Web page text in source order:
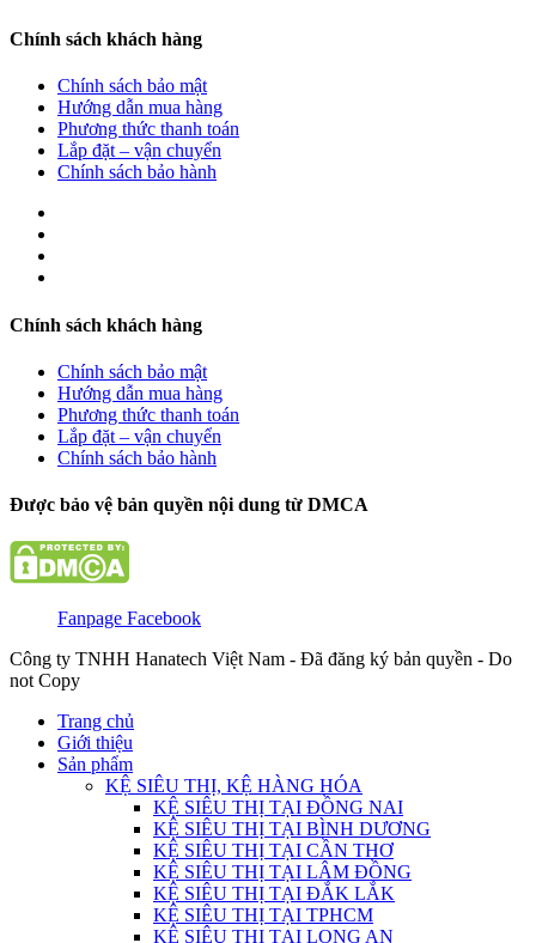
Chính sách khách hàng
Chính sách bảo mật
Hướng dẫn mua hàng
Phương thức thanh toán
Lắp đặt – vận chuyển
Chính sách bảo hành
Chính sách khách hàng
Chính sách bảo mật
Hướng dẫn mua hàng
Phương thức thanh toán
Lắp đặt – vận chuyển
Chính sách bảo hành
Được bảo vệ bản quyền nội dung từ DMCA
Fanpage Facebook
Công ty TNHH Hanatech Việt Nam - Đã đăng ký bản quyền - Do
not Copy
Trang chủ
Giới thiệu
Sản phẩm
KỆ SIÊU THỊ, KỆ HÀNG HÓA
KỆ SIÊU THỊ TẠI ĐỒNG NAI
KỆ SIÊU THỊ TẠI BÌNH DƯƠNG
KỆ SIÊU THỊ TẠI CẦN THƠ
KỆ SIÊU THỊ TẠI LÂM ĐỒNG
KỆ SIÊU THỊ TẠI ĐẮK LẮK
KỆ SIÊU THỊ TẠI TPHCM
KỆ SIÊU THỊ TẠI LONG AN